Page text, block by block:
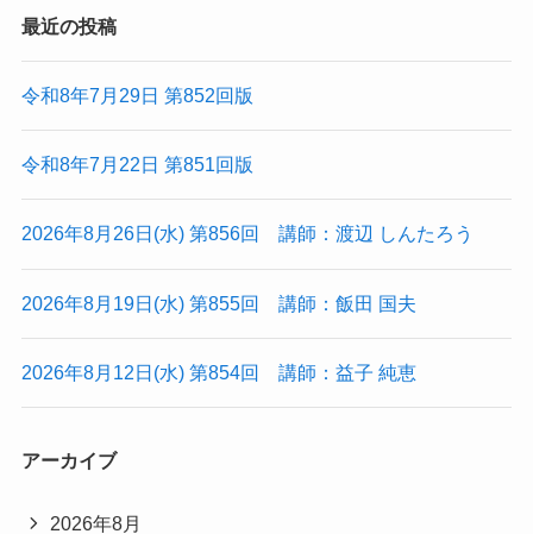
最近の投稿
令和8年7月29日 第852回版
令和8年7月22日 第851回版
2026年8月26日(水) 第856回 講師：渡辺 しんたろう
2026年8月19日(水) 第855回 講師：飯田 国夫
2026年8月12日(水) 第854回 講師：益子 純恵
アーカイブ
2026年8月